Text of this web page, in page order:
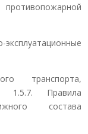
транспорта,
1.5.7. Правила
состава